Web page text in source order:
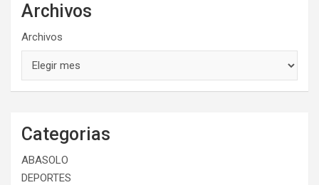
Archivos
Archivos
Categorias
ABASOLO
DEPORTES